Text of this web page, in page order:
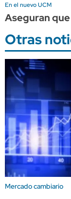
En el nuevo UCM
Aseguran
Otras
Mercado cambiario